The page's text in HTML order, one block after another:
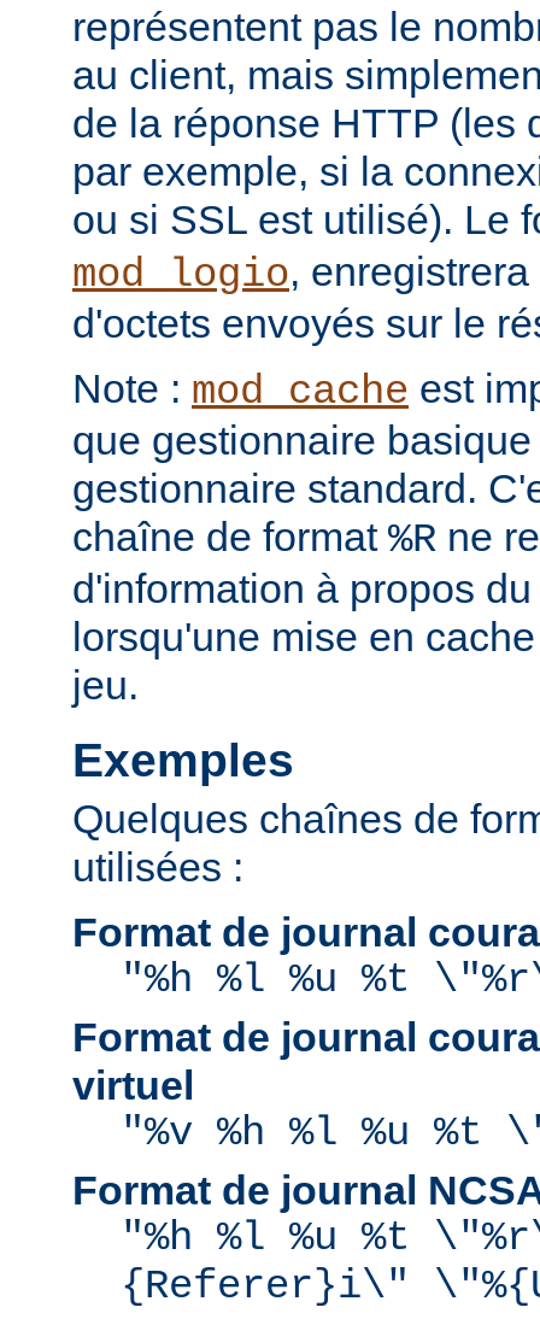
représentent pas le
au client, mais
de la réponse HTTP (les
par exemple, si la
ou si SSL est utilisé). Le
mod_logio,
d'octets envoyés sur le
Note : mod_cache est
que gestionnaire
gestionnaire standard.
chaîne de format %R ne
d'information à propos
lorsqu'une mise en
jeu.
Exemples
Quelques chaînes de
utilisées :
Format de journal
"%h %l %u %t
Format de journal
virtuel
"%v %h %l %u %t
Format de journal
"%h %l %u %t
{Referer}i\"